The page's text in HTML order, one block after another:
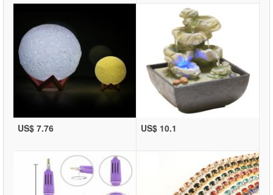
US$ 7.76 US$ 10.1